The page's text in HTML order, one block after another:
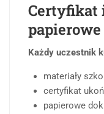
Certyfikat
papierowe
Każdy uczestnik
materiały
certyfikat
papierowe